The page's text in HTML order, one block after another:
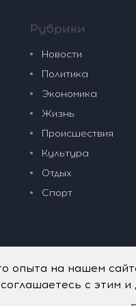
Рубрики
Новости
Политика
Экономика
Жизнь
Происшествия
Культура
Отдых
Спорт
опыта на нашем
с этим